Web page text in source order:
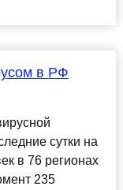
в РФ
сутки на
в 76 регионах
235